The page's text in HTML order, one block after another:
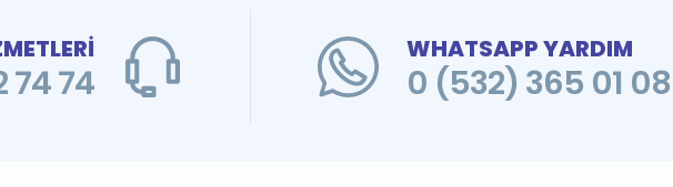
74
WHATSAPP YARDIM
0 (532) 365 01 08